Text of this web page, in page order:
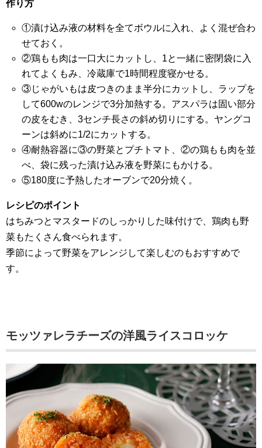
作り方
①漬け込み液の材料を全てボウルに入れ、よく混ぜ合わ
せておく。
②鶏もも肉は一口大にカットし、1と一緒に密閉袋に入
れてよくもみ、冷蔵庫で1時間程度寝かせる。
③じゃがいもは皮つきのまま半分にカットし、ラップを
して600wのレンジで3分加熱する。アスパラは固い部分
の皮をむき、3センチ長さの斜め切りにする。ヤングコ
ーンは斜めに1/2にカットする。
④耐熱容器に③の野菜とプチトマト、②の鶏もも肉を並
べ、袋に残った漬け込み液を野菜にもかける。
⑤180度に予熱したオーブンで20分焼く。
レシピのポイント
はちみつとマスタードのしっかりした味付けで、鶏肉も野
菜もたくさん食べられます。
季節によって野菜をアレンジして楽しむのもおすすめで
す。
モッツァレラチーズの洋風ライスコロッケ